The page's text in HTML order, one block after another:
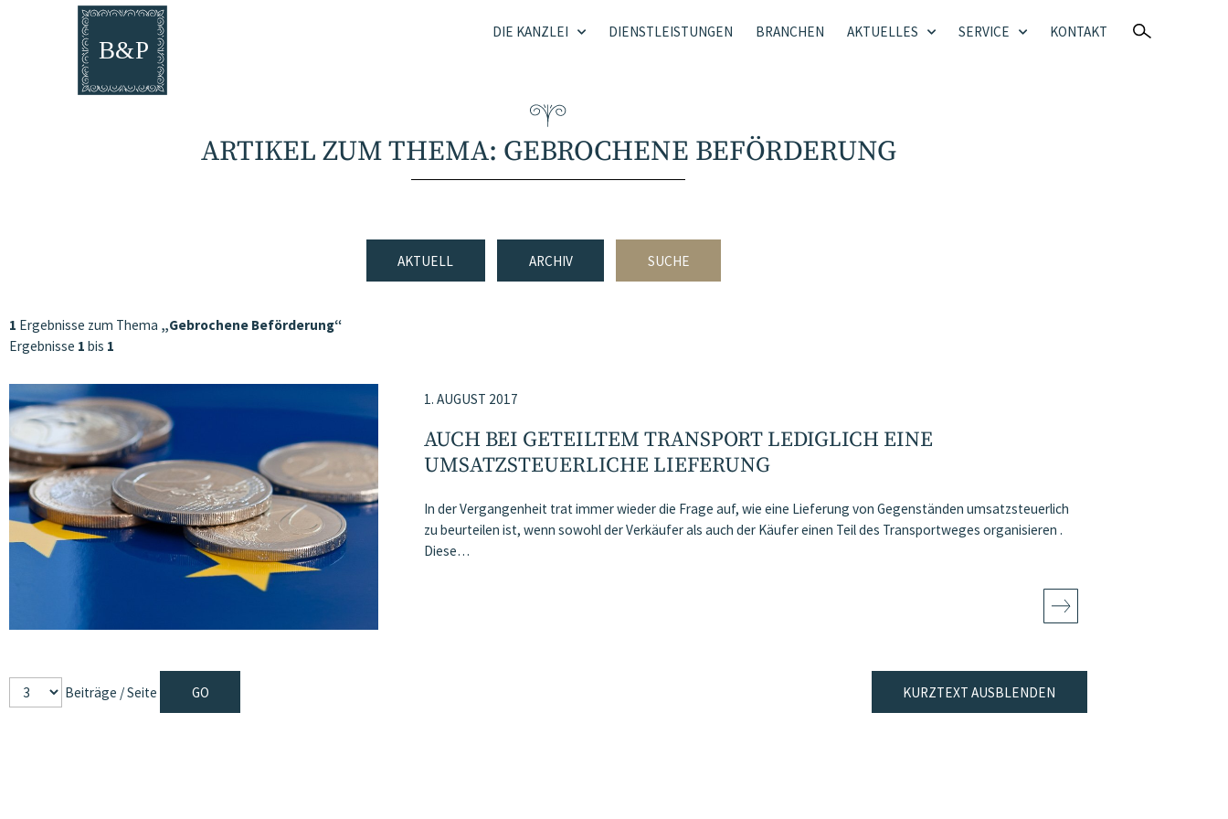
DIE KANZLEI DIENSTLEISTUNGEN BRANCHEN AKTUELLES SERVICE KONTAKT
ARTIKEL ZUM THEMA: GEBROCHENE BEFÖRDERUNG
AKTUELL ARCHIV SUCHE
1 Ergebnisse zum Thema „Gebrochene Beförderung“
Ergebnisse 1 bis 1
1. AUGUST 2017
AUCH BEI GETEILTEM TRANSPORT LEDIGLICH EINE
UMSATZSTEUERLICHE LIEFERUNG
In der Vergangenheit trat immer wieder die Frage auf, wie eine Lieferung von Gegenständen umsatzsteuerlich
zu beurteilen ist, wenn sowohl der Verkäufer als auch der Käufer einen Teil des Transportweges organisieren .
Diese…
Beiträge / Seite KURZTEXT AUSBLENDEN